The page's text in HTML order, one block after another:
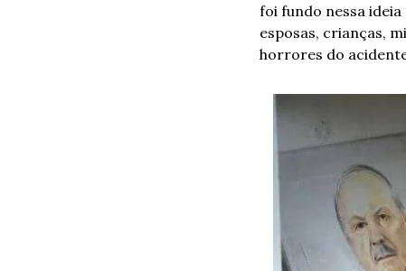
foi fundo nessa
esposas, crianças,
horrores do